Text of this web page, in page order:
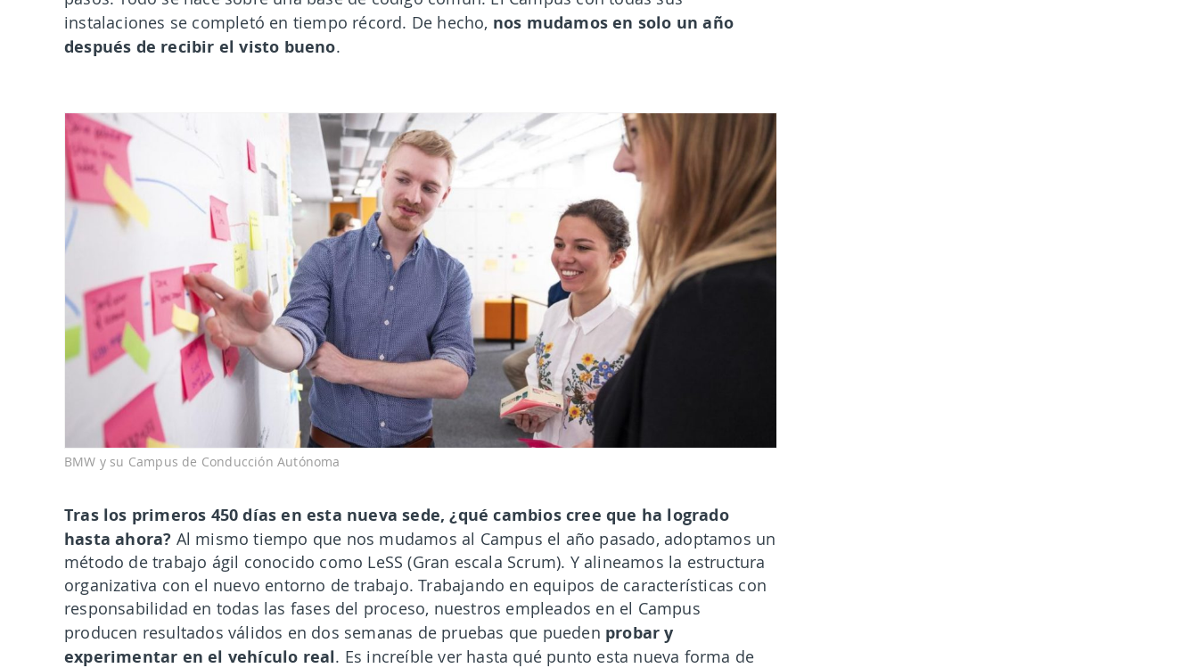
instalaciones se completó en tiempo récord. De hecho, nos mudamos en solo un año
después de recibir el visto bueno.
BMW y su Campus de Conducción Autónoma
Tras los primeros 450 días en esta nueva sede, ¿qué cambios cree que ha logrado
hasta ahora? Al mismo tiempo que nos mudamos al Campus el año pasado, adoptamos un
método de trabajo ágil conocido como LeSS (Gran escala Scrum). Y alineamos la estructura
organizativa con el nuevo entorno de trabajo. Trabajando en equipos de características con
responsabilidad en todas las fases del proceso, nuestros empleados en el Campus
producen resultados válidos en dos semanas de pruebas que pueden probar y
experimentar en el vehículo real. Es increíble ver hasta qué punto esta nueva forma de